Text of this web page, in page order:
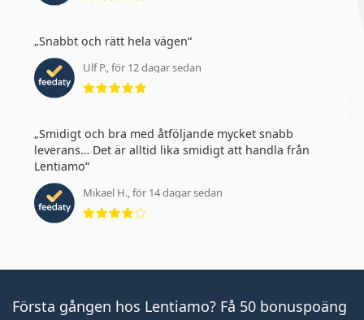
Snabbt och rätt hela vägen
Ulf P., för 12 dagar sedan
Betyg 5 av 5
Smidigt och bra med åtföljande mycket snabb
leverans… Det är alltid lika smidigt att handla från
Lentiamo
Mikael H., för 14 dagar sedan
Betyg 4 av 5
Första gången hos Lentiamo? Få 50 bonuspoäng